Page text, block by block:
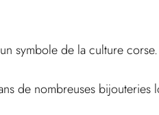
symbole de la culture corse.
de nombreuses bijouteries